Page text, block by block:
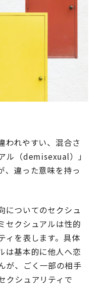
われやすい、混合さ
ル（demisexual）」
、違った意味を持っ
についてのセクシュ
セクシュアルは性的
ィを表します。具体
は基本的に他人へ恋
が、ごく一部の相手
クシュアリティで